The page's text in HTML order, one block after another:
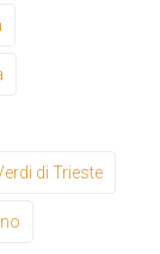
di Trieste